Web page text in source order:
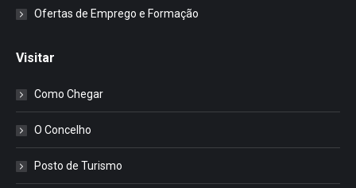
Ofertas de Emprego e Formação
Visitar
Como Chegar
O Concelho
Posto de Turismo